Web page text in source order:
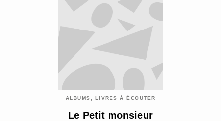
ALBUMS, LIVRES À ÉCOUTER
Le Petit monsieur